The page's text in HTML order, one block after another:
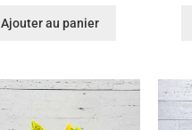
Ajouter au panier